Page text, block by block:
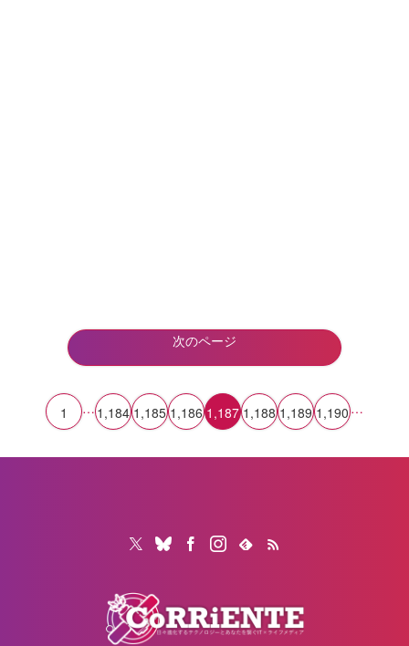
次のページ
1 …1,184 1,185 1,186 1,187 1,188 1,189 1,190…